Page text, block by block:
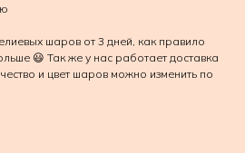
шаров от 3 дней, как правило
😃 Так же у нас работает доставка
и цвет шаров можно изменить по